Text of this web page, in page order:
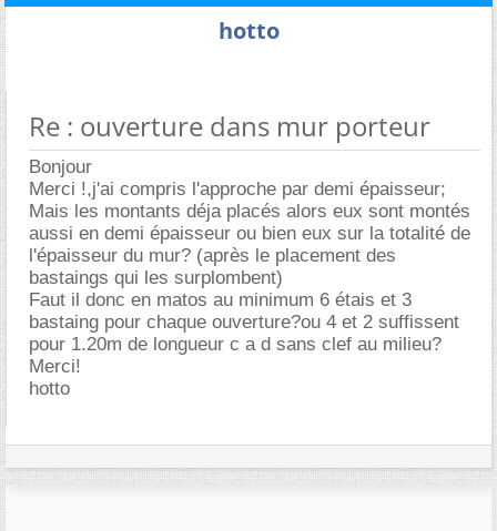
hotto
Re : ouverture dans mur porteur
Bonjour
Merci !,j'ai compris l'approche par demi épaisseur;
Mais les montants déja placés alors eux sont montés
aussi en demi épaisseur ou bien eux sur la totalité de
l'épaisseur du mur? (après le placement des
bastaings qui les surplombent)
Faut il donc en matos au minimum 6 étais et 3
bastaing pour chaque ouverture?ou 4 et 2 suffissent
pour 1.20m de longueur c a d sans clef au milieu?
Merci!
hotto